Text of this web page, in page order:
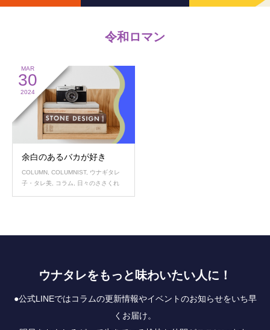
令和ロマン
MAR
30
2024
余白のあるバカが好き
COLUMN, COLUMNIST, ウナギタレ
子・タレ美, コラム, 日々のささくれ
ウナタレをもっと味わいたい人に！
●公式LINEではコラムの更新情報やイベントのお知らせをいち早
くお届け。